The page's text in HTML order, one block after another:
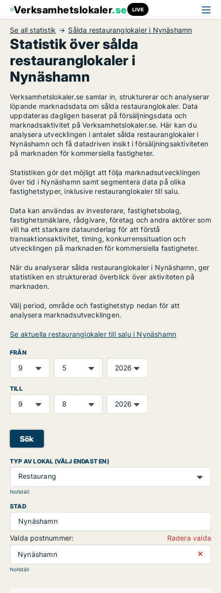
Verksamhetslokaler.se LIVE
Se all statistik Sålda restauranglokaler i Nynäshamn
Statistik över sålda
restauranglokaler i
Nynäshamn
Verksamhetslokaler.se samlar in, strukturerar och analyserar
löpande marknadsdata om sålda restauranglokaler. Data
uppdateras dagligen baserat på försäljningsdata och
marknadsaktivitet på Verksamhetslokaler.se. Här kan du
analysera utvecklingen i antalet sålda restauranglokaler i
Nynäshamn och få datadriven insikt i försäljningsaktiviteten
på marknaden för kommersiella fastigheter.
Statistiken gör det möjligt att följa marknadsutvecklingen
över tid i Nynäshamn samt segmentera data på olika
fastighetstyper, inklusive restauranglokaler till salu.
Data kan användas av investerare, fastighetsbolag,
fastighetsmäklare, rådgivare, företag och andra aktörer som
vill ha ett starkare dataunderlag för att förstå
transaktionsaktivitet, timing, konkurrenssituation och
utvecklingen på marknaden för kommersiella fastigheter.
När du analyserar sålda restauranglokaler i Nynäshamn, ger
statistiken en strukturerad överblick över aktiviteten på
marknaden.
Välj period, område och fastighetstyp nedan för att
analysera marknadsutvecklingen.
Se aktuella restauranglokaler till salu i Nynäshamn
FRÅN
TILL
Sök
TYP AV LOKAL (VÄLJ ENDAST EN)
Restaurang
Nollställ
STAD
Nynäshamn
Valda postnummer:
Radera valda
Nynäshamn
⨯
Nollställ